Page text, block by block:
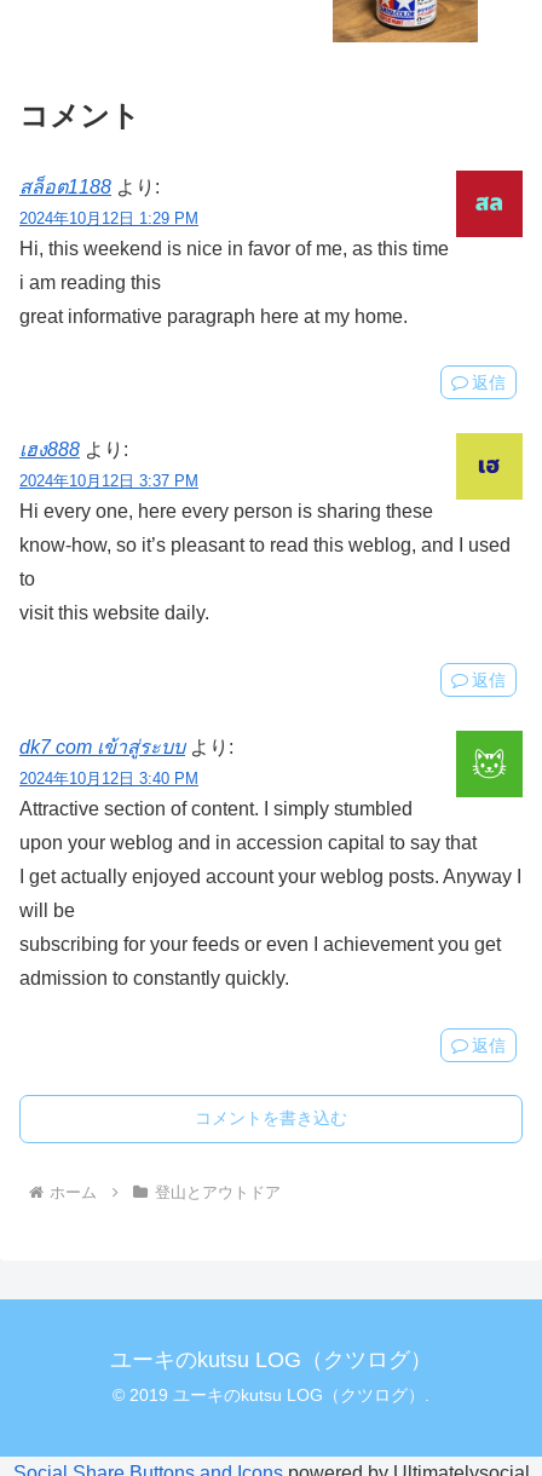
コメント
สล็อต1188 より:
2024年10月12日 1:29 PM
Hi, this weekend is nice in favor of me, as this time
i am reading this
great informative paragraph here at my home.
返信
เฮง888 より:
2024年10月12日 3:37 PM
Hi every one, here every person is sharing these
know-how, so it’s pleasant to read this weblog, and I used
to
visit this website daily.
返信
dk7 com เข้าสู่ระบบ より:
2024年10月12日 3:40 PM
Attractive section of content. I simply stumbled
upon your weblog and in accession capital to say that
I get actually enjoyed account your weblog posts. Anyway I
will be
subscribing for your feeds or even I achievement you get
admission to constantly quickly.
返信
コメントを書き込む
ホーム 登山とアウトドア
ユーキのkutsu LOG（クツログ）
© 2019 ユーキのkutsu LOG（クツログ）.